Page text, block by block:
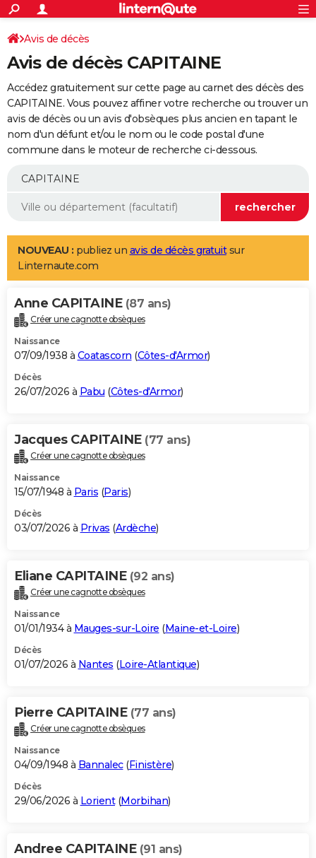
ACTUALITÉS
Politique
Société
Faits Divers
Education
Monde
Villes
+
SPORT
Coupe du monde 2026
Football
Tennis
Cyclisme
Rugby
Forum
Programme TV
TNT
Streaming
Cinéma
Sorties cinéma
Musique
+
FINANCE
Retraite
Epargne
Immobilier
Risques naturels par ville
Banque
Assurance
AUTO
Essais
Réserver un essai
Citadines
Berlines
SUV
Forum auto
+
Mobiles
Meilleur smartphone
Internet
Ordinateurs
Jeux vidéo
Guide high-tech
Aménagement intérieur
LIFESTYLE
Art de vivre
Bien-être
Loisirs
Mode
Modes de vie
Alimentation
Guide de la santé
Maladies
Médicaments
Sommeil
VOYAGE
Destinations
City break
Voyage nature
Voyage de noces
Forum
Climat
+PHOTO
GUIDES D'ACHAT
BONS PLANS
Carte de Noël
Carte Bonne année
Carte Saint-Valentin
Carte Pâques
Carte d'anniversaire
DICTIONNAIRE
Dictionnaire
Biographies
Citations
Expressions
Proverbes
PROGRAMME TV
S'inscrire
Se connecter
Lycées
Collèges
Primaires
Universités
Entreprises
Service militaire
Avis de recherche
AVIS DE DÉCÈS
Bricolage
Lifestyle
Culture
Sport
Auto
Television
Voyage
Cinema
Avis de décès
Avis de décès CAPITAINE
Accédez gratuitement sur cette page au carnet des décès des
CAPITAINE. Vous pouvez affiner votre recherche ou trouver un
avis de décès ou un avis d'obsèques plus ancien en tapant le
nom d'un défunt et/ou le nom ou le code postal d'une
commune dans le moteur de recherche ci-dessous.
NOUVEAU : publiez un avis de décès gratuitsur
Linternaute.com
Anne CAPITAINE (87 ans)
Créer une cagnotte obsèques
Naissance
07/09/1938 à Coatascorn (Côtes-d'Armor)
Décès
26/07/2026 à Pabu (Côtes-d'Armor)
Jacques CAPITAINE (77 ans)
Créer une cagnotte obsèques
Naissance
15/07/1948 à Paris (Paris)
Décès
03/07/2026 à Privas (Ardèche)
Eliane CAPITAINE (92 ans)
Créer une cagnotte obsèques
Naissance
01/01/1934 à Mauges-sur-Loire (Maine-et-Loire)
Décès
01/07/2026 à Nantes (Loire-Atlantique)
Pierre CAPITAINE (77 ans)
Créer une cagnotte obsèques
Naissance
04/09/1948 à Bannalec(Finistère)
Décès
29/06/2026 à Lorient(Morbihan)
Andree CAPITAINE (91 ans)